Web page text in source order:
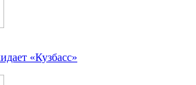
«Кузбасс»